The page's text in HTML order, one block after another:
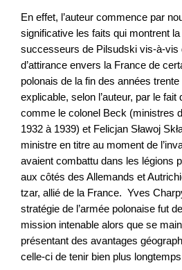
En effet, l’auteur commence par
significative les faits qui montrent
successeurs de Pilsudski vis-à-vis
d’attirance envers la France de
polonais de la fin des années
explicable, selon l’auteur, par le fait
comme le colonel Beck (ministres
1932 à 1939) et Felicjan Sławoj
ministre en titre au moment de
avaient combattu dans les légions
aux côtés des Allemands et
tzar, allié de la France. Yves
stratégie de l’armée polonaise fut
mission intenable alors que se
présentant des avantages
celle-ci de tenir bien plus